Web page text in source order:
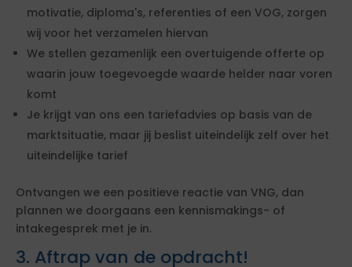
motivatie, diploma's, referenties of een VOG, zorgen
wij voor het verzamelen hiervan
We stellen gezamenlijk een overtuigende offerte op
waarin jouw toegevoegde waarde helder naar voren
komt
Je krijgt van ons een tariefadvies op basis van de
marktsituatie, maar jij beslist uiteindelijk zelf over het
uiteindelijke tarief
Ontvangen we een positieve reactie van VNG, dan
plannen we doorgaans een kennismakings- of
intakegesprek met je in.
3. Aftrap van de opdracht!